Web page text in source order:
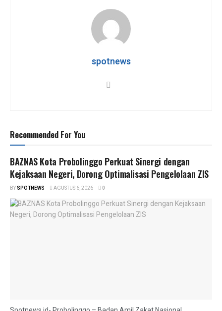
gr
a
m
e
spotnews
Recommended For You
BAZNAS Kota Probolinggo Perkuat Sinergi dengan
Kejaksaan Negeri, Dorong Optimalisasi Pengelolaan ZIS
BYSPOTNEWS AGUSTUS 6, 2026 0